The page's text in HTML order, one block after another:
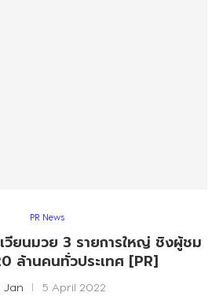
PR News
วียนมวย 3 รายการใหญ่ ชิงผู้ชม
ล้านคนทั่วประเทศ [PR]
Jan 5 April 2022